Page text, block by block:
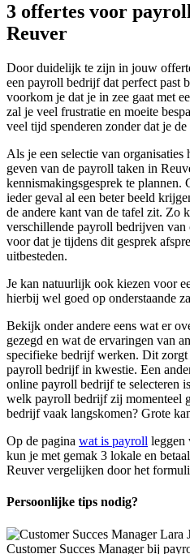
3 offertes voor
Reuver
Door duidelijk te zijn in jouw
een payroll bedrijf dat perfect past
voorkom je dat je in zee gaat met
zal je veel frustratie en moeite
veel tijd spenderen zonder dat je
Als je een selectie van
geven van de payroll taken in
kennismakingsgesprek te plannen.
ieder geval al een beter beeld
de andere kant van de tafel zit. Zo
verschillende payroll bedrijven
voor dat je tijdens dit gesprek
uitbesteden.
Je kan natuurlijk ook kiezen voor
hierbij wel goed op onderstaande
Bekijk onder andere eens wat er
gezegd en wat de ervaringen van
specifieke bedrijf werken. Dit
payroll bedrijf in kwestie. Een
online payroll bedrijf te selecteren
welk payroll bedrijf zij momenteel
bedrijf vaak langskomen? Grote
Op de pagina wat is payroll leggen
kun je met gemak 3 lokale en
Reuver vergelijken door het
Persoonlijke tips nodig?
Customer Succes Manager bij